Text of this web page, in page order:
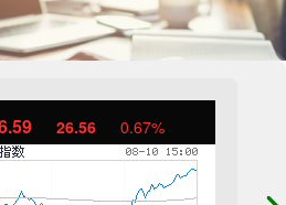
26.56 0.67%